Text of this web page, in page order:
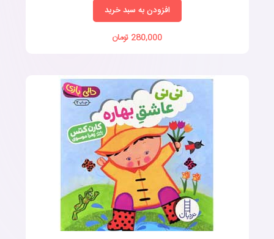
افزودن به سبد خرید
280,000 تومان